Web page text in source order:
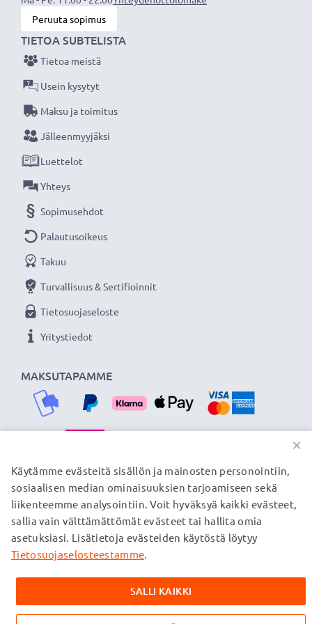
3 vuoden takuu
Olemme vuonna 2004 perustettu kansainvälinen
verkkokauppa, joka tarjoaa laadukkaita tuotteita, ja
siksi tarjoamme 36 kuukauden takuun!
Peruuta sopimus
MAKSUTAPAMME
TIETOA SUBTELISTA
Tietoa meistä
Usein kysytyt
Maksu ja toimitus
Jälleenmyyjäksi
Luettelot
Yhteys
Sopimusehdot
Palautusoikeus
Takuu
Turvallisuus & Sertifioinnit
Tietosuojaseloste
Yritystiedot
TOIMITUSKUMPPANIMME
© subtel.fi 2026
Kaikki hinnat sisältävät arvonlisäveron, mutta ei
toimituskuluja. Kaikki sivuillamme mainitut tavaramerkit ovat
verkkosivuillamme ainoastaan tuotteitamme koskevan
×
Käytämme evästeitä sisällön ja mainosten personointiin,
sosiaalisen median ominaisuuksien tarjoamiseen sekä
liikenteemme analysointiin. Voit hyväksyä kaikki evästeet,
sallia vain välttämättömät evästeet tai hallita omia
asetuksiasi. Lisätietoja evästeiden käytöstä löytyy
Tietosuojaselosteestamme.
SALLI KAIKKI